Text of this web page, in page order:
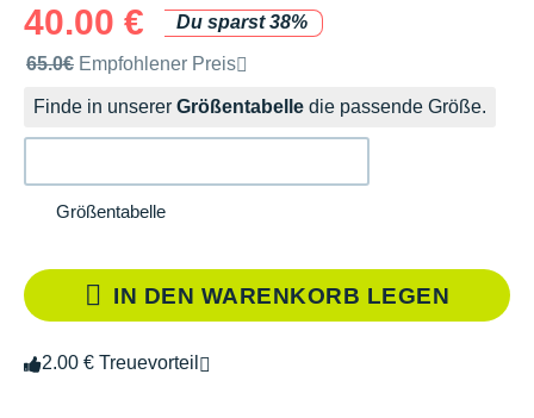
40.00 €
Du sparst 38%
Unverbindliche Preisempfehlung der Marke
65.0€ Empfohlener Preis
Finde in unserer Größentabelle die passende Größe.
Größentabelle
IN DEN WARENKORB LEGEN
2.00 € Treuevorteil